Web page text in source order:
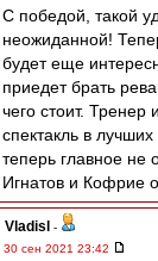
С победой, такой
неожиданной!
будет еще
приедет брать
чего стоит.
спектакль в
теперь главное не
Игнатов и Кофрие
Vladisl
-
30 сен 2021 23:42